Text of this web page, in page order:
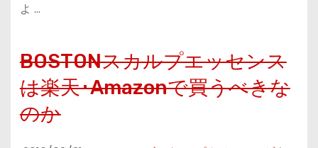
よ …
BOSTONスカルプエッセンス
は楽天･Amazonで買うべきな
のか